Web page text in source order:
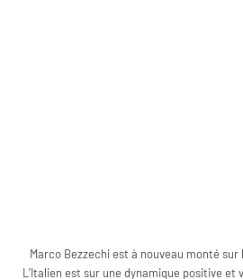
Marco Bezzechi est à nouveau monté sur
L’Italien est sur une dynamique positive